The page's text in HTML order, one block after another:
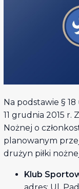
Na podstawie §
11 grudnia 2015 r.
Nożnej o
planowanym
drużyn piłki
Klub